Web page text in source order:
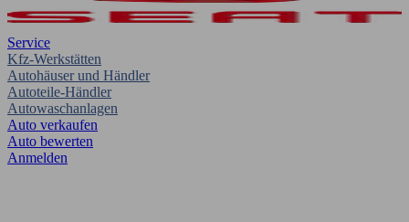
Service
Kfz-Werkstätten
Autohäuser und Händler
Autoteile-Händler
Autowaschanlagen
Auto verkaufen
Auto bewerten
Anmelden